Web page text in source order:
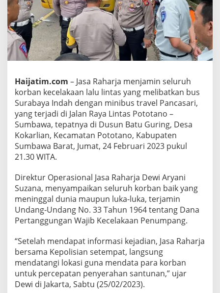
r
u
h
K
o
r
b
n
T
a
b
r
k
a
n
s
S
u
r
a
b
a
a
I
n
d
a
h
Haijatim.com – Jasa Raharja menjamin seluruh
korban kecelakaan lalu lintas yang melibatkan bus
Surabaya Indah dengan minibus travel Pancasari,
yang terjadi di Jalan Raya Lintas Pototano –
Sumbawa, tepatnya di Dusun Batu Guring, Desa
Kokarlian, Kecamatan Pototano, Kabupaten
Sumbawa Barat, Jumat, 24 Februari 2023 pukul
21.30 WITA.
Direktur Operasional Jasa Raharja Dewi Aryani
Suzana, menyampaikan seluruh korban baik yang
meninggal dunia maupun luka-luka, terjamin
Undang-Undang No. 33 Tahun 1964 tentang Dana
Pertanggungan Wajib Kecelakaan Penumpang.
“Setelah mendapat informasi kejadian, Jasa Raharja
bersama Kepolisian setempat, langsung
mendatangi lokasi guna mendata para korban
untuk percepatan penyerahan santunan,” ujar
Dewi di Jakarta, Sabtu (25/02/2023).